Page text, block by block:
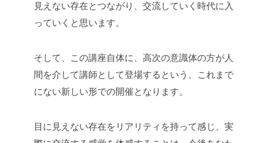
見えない存在とつながり、交流していく時代に入
っていくと思います。
そして、この講座自体に、高次の意識体の方が人
間を介して講師として登場するという、これまで
にない新しい形での開催となります。
目に見えない存在をリアリティを持って感じ、実